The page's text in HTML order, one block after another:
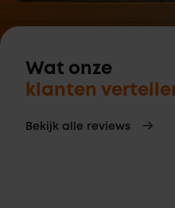
Wat onze
klanten
Bekijk alle reviews